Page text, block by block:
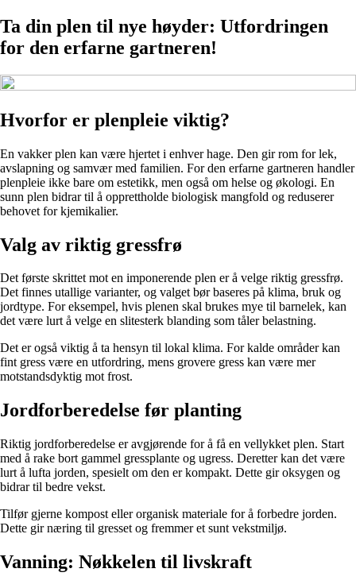
Ta din plen til nye høyder: Utfordringen
for den erfarne gartneren!
Hvorfor er plenpleie viktig?
En vakker plen kan være hjertet i enhver hage. Den gir rom for lek,
avslapning og samvær med familien. For den erfarne gartneren handler
plenpleie ikke bare om estetikk, men også om helse og økologi. En
sunn plen bidrar til å opprettholde biologisk mangfold og reduserer
behovet for kjemikalier.
Valg av riktig gressfrø
Det første skrittet mot en imponerende plen er å velge riktig gressfrø.
Det finnes utallige varianter, og valget bør baseres på klima, bruk og
jordtype. For eksempel, hvis plenen skal brukes mye til barnelek, kan
det være lurt å velge en slitesterk blanding som tåler belastning.
Det er også viktig å ta hensyn til lokal klima. For kalde områder kan
fint gress være en utfordring, mens grovere gress kan være mer
motstandsdyktig mot frost.
Jordforberedelse før planting
Riktig jordforberedelse er avgjørende for å få en vellykket plen. Start
med å rake bort gammel gressplante og ugress. Deretter kan det være
lurt å lufta jorden, spesielt om den er kompakt. Dette gir oksygen og
bidrar til bedre vekst.
Tilfør gjerne kompost eller organisk materiale for å forbedre jorden.
Dette gir næring til gresset og fremmer et sunt vekstmiljø.
Vanning: Nøkkelen til livskraft